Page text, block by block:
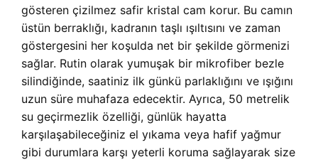
gösteren çizilmez safir kristal cam korur. Bu camın
üstün berraklığı, kadranın taşlı ışıltısını ve zaman
göstergesini her koşulda net bir şekilde görmenizi
sağlar. Rutin olarak yumuşak bir mikrofiber bezle
silindiğinde, saatiniz ilk günkü parlaklığını ve ışığını
uzun süre muhafaza edecektir. Ayrıca, 50 metrelik
su geçirmezlik özelliği, günlük hayatta
karşılaşabileceğiniz el yıkama veya hafif yağmur
gibi durumlara karşı yeterli koruma sağlayarak size